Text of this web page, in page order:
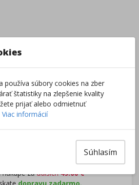
2 - 5 dní
nákupe zaďalších 49.00€
používa súbory cookies na zber
štatistiky na zlepšenie kvality
prijať alebo odmietnuť
Viac informácií
Súhlasím